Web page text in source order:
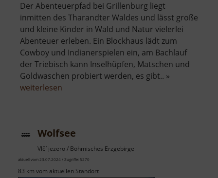
Der Abenteuerpfad bei Grillenburg liegt
inmitten des Tharandter Waldes und lässt große
und kleine Kinder in Wald und Natur vielerlei
Abenteuer erleben. Ein Blockhaus lädt zum
Cowboy und Indianerspielen ein, am Bachlauf
der Triebisch kann Inselhüpfen, Matschen und
Goldwaschen probiert werden, es gibt.. »
weiterlesen
Wolfsee
Vlčí jezero / Böhmisches Erzgebirge
aktuell vom 23.07.2024 / Zugriffe: 5270
83 km vom aktuellen Standort